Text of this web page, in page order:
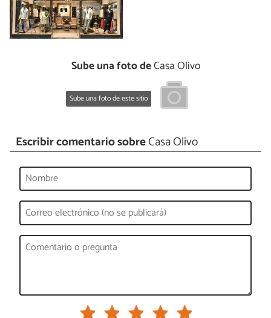
Sube una foto deCasa Olivo
Sube una foto de este sitio
Escribir comentario sobreCasa Olivo